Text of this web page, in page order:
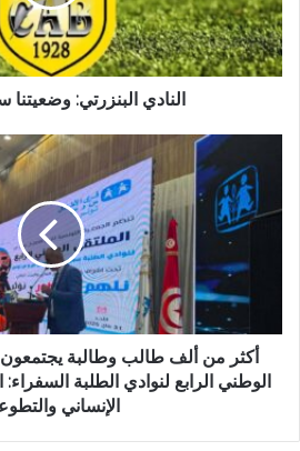
النادي البنزرتي: وضعيتنا
أكثر من ألف طالب وطالبة
الوطني الرابع لنوادي الطلبة
الإنساني